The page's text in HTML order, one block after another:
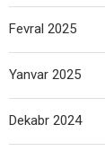
Fevral 2025
Yanvar 2025
Dekabr 2024